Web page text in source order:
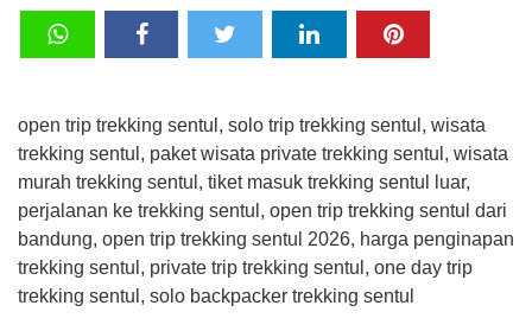
open trip trekking sentul, solo trip trekking sentul, wisata
trekking sentul, paket wisata private trekking sentul, wisata
murah trekking sentul, tiket masuk trekking sentul luar,
perjalanan ke trekking sentul, open trip trekking sentul dari
bandung, open trip trekking sentul 2026, harga penginapan
trekking sentul, private trip trekking sentul, one day trip
trekking sentul, solo backpacker trekking sentul